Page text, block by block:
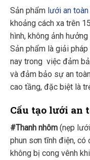
Sản phẩm lưới an toàn
khoảng cách xa trên
hình, không ảnh
Sản phẩm là giải
nay trong việc đảm
và đảm bảo sự an
cao tầng, đặc biệt là
Cấu tạo lưới an
#Thanh nhôm (nẹp
phun sơn tĩnh điện,
không bị cong vênh